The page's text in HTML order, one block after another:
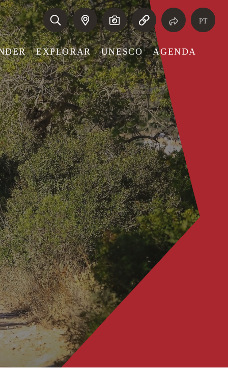
EXPLORAR UNESCO AGENDA
PT